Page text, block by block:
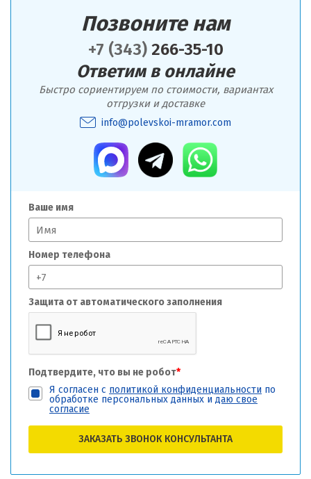
Позвоните нам
+7 (343)266-35-10
Ответим в онлайне
Быстро сориентируем по стоимости, вариантах
отгрузки и доставке
info@polevskoi-mramor.com
Ваше имя
Номер телефона
Защита от автоматического заполнения
Подтвердите, что вы не робот*
Я согласен с политикой конфиденциальности по
обработке персональных данных и даю свое
согласие
ЗАКАЗАТЬ ЗВОНОК КОНСУЛЬТАНТА